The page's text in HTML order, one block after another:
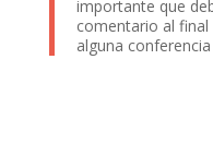
importante que
comentario al
alguna